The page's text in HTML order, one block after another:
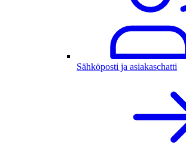
Sähköposti ja asiakaschatti